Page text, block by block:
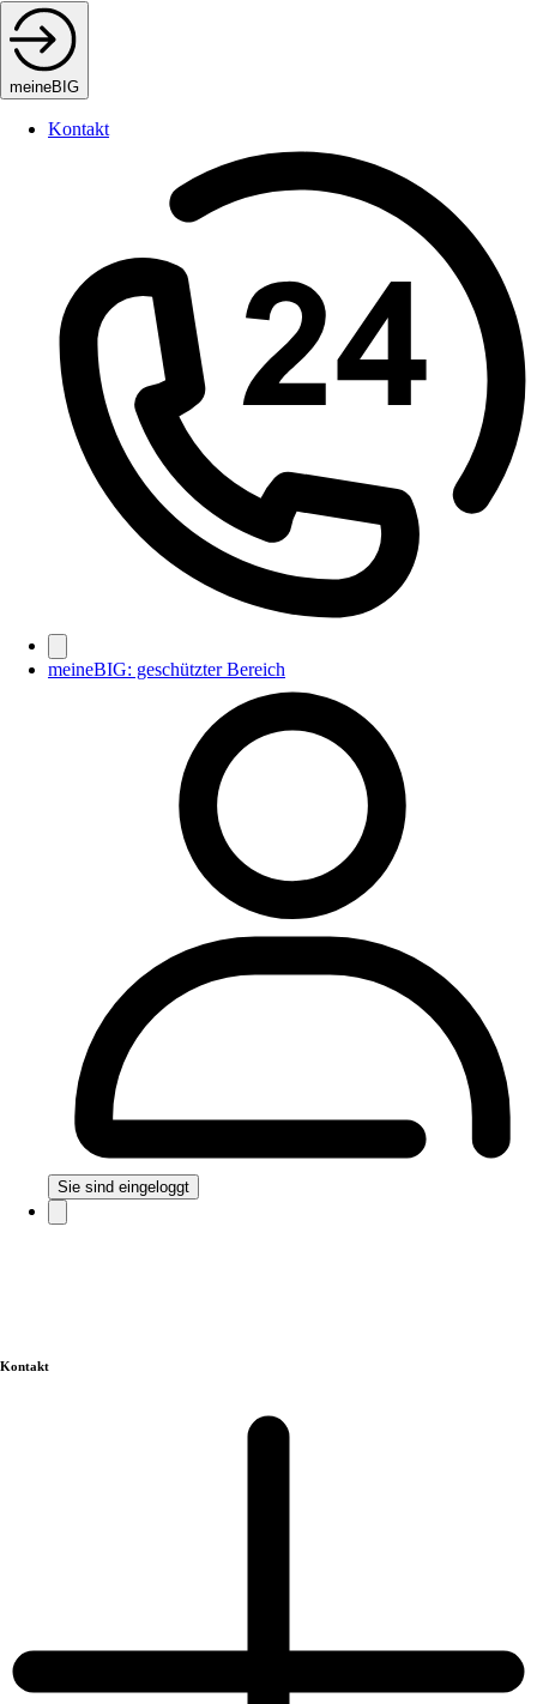
meineBIG
Kontakt
meineBIG: geschützter Bereich
Sie sind eingeloggt
Kontakt